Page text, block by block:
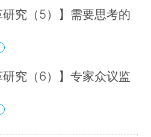
研究（5）】需要思考的
研究（6）】专家众议监